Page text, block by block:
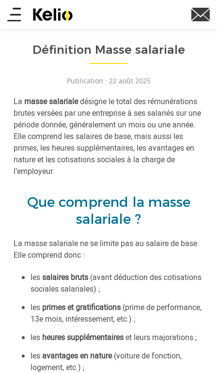
Aller
auMain
Définition Masse salariale
Publication : 22 août 2025
La masse salarialedésigne le total des rémunérations
brutes versées par une entreprise à ses salariés sur une
période donnée, généralement un mois ou une année.
Elle comprend les salaires de base, mais aussi les
primes, les heures supplémentaires, les avantages en
nature et les cotisations sociales à la charge de
l’employeur.
Que comprend la masse
salariale ?
La masse salariale ne se limite pas au salaire de base.
Elle comprend donc :
les salaires bruts (avant déduction des cotisations
sociales salariales) ;
les primes et gratifications (prime de performance,
13e mois, intéressement, etc.) ;
les heures supplémentaireset leurs majorations ;
les avantages en nature(voiture de fonction,
logement, etc.) ;